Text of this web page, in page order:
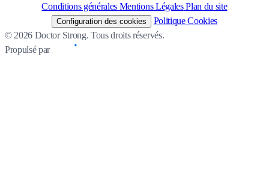
Conditions générales Mentions Légales Plan du site
Configuration des cookies
Politique Cookies
© 2026 Doctor Strong. Tous droits réservés.
Propulsé par